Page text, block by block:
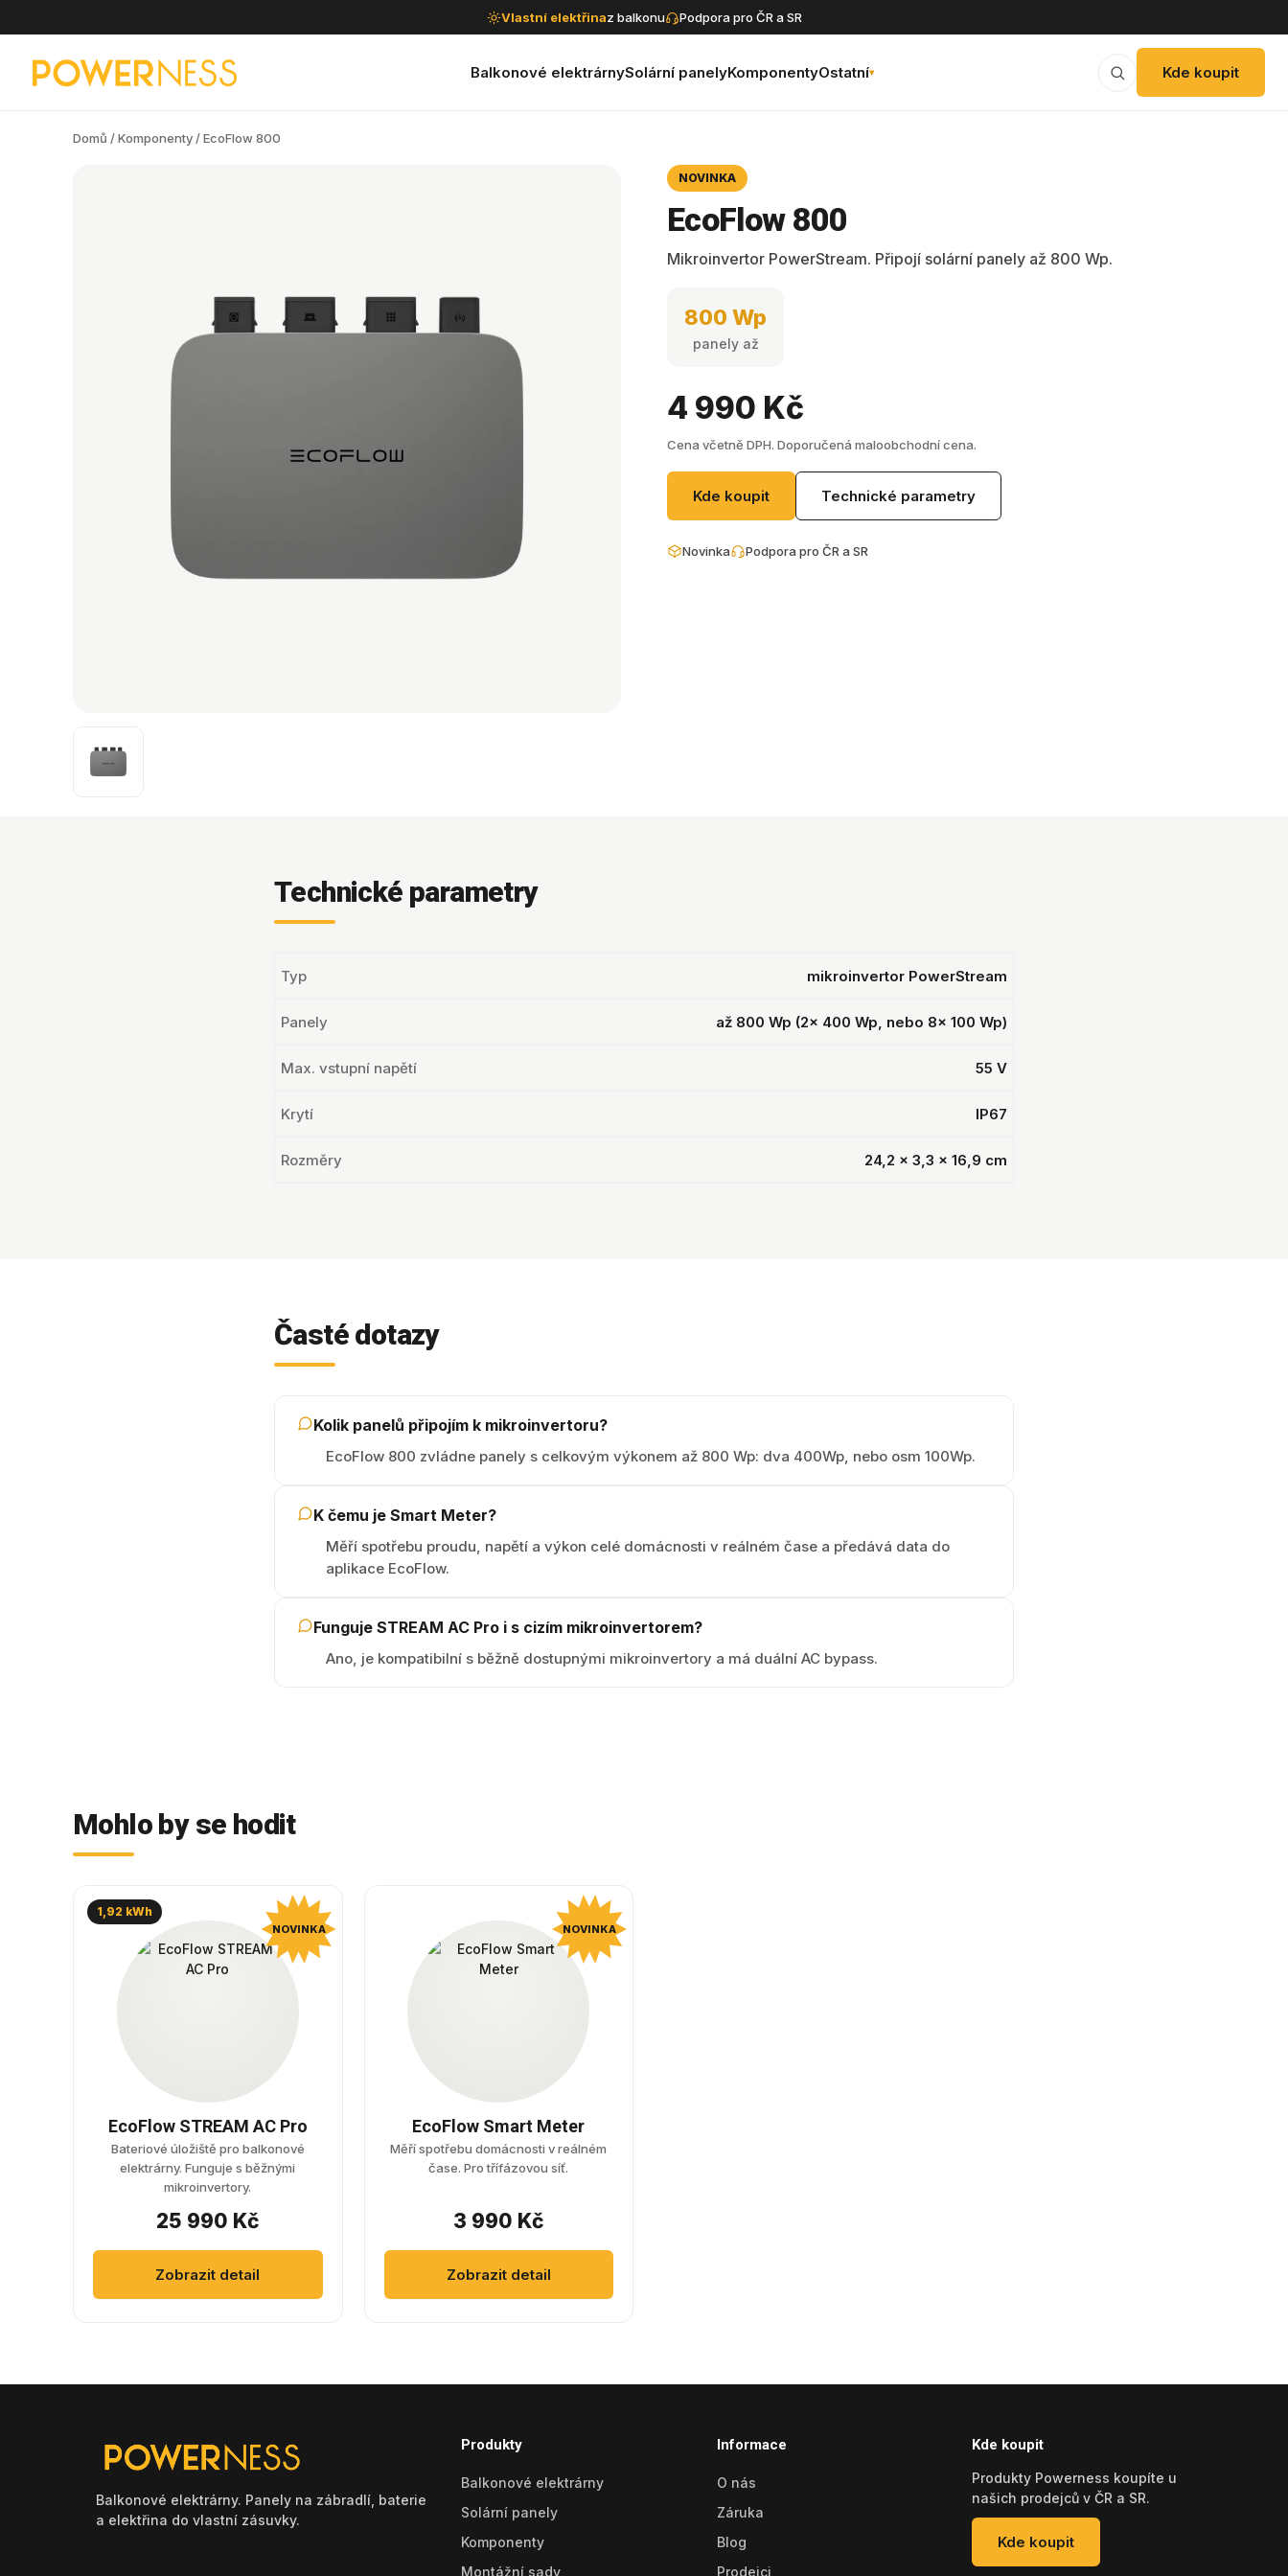
Vlastní elektřinaz balkonu Podpora pro ČR a SR
Balkonové elektrárnySolární panelyKomponentyOstatní▾ Kde koupit
Domů /Komponenty / EcoFlow 800
NOVINKA
EcoFlow 800
Mikroinvertor PowerStream. Připojí solární panely až 800 Wp.
800 Wp
panely až
4 990 Kč
Cena včetně DPH. Doporučená maloobchodní cena.
Kde koupit Technické parametry
Novinka Podpora pro ČR a SR
Technické parametry
Typ mikroinvertor PowerStream
Panely až 800 Wp (2× 400 Wp, nebo 8× 100 Wp)
Max. vstupní napětí 55 V
Krytí IP67
Rozměry 24,2 × 3,3 × 16,9 cm
Časté dotazy
Kolik panelů připojím k mikroinvertoru?
EcoFlow 800 zvládne panely s celkovým výkonem až 800 Wp: dva 400Wp, nebo osm 100Wp.
K čemu je Smart Meter?
Měří spotřebu proudu, napětí a výkon celé domácnosti v reálném čase a předává data do
aplikace EcoFlow.
Funguje STREAM AC Pro i s cizím mikroinvertorem?
Ano, je kompatibilní s běžně dostupnými mikroinvertory a má duální AC bypass.
Mohlo by se hodit
1,92 kWh
NOVINKA
EcoFlow STREAM AC Pro
Bateriové úložiště pro balkonové
elektrárny. Funguje s běžnými
mikroinvertory.
25 990 Kč
Zobrazit detail
NOVINKA
EcoFlow Smart Meter
Měří spotřebu domácnosti v reálném
čase. Pro třífázovou síť.
3 990 Kč
Zobrazit detail
Balkonové elektrárny. Panely na zábradlí, baterie
a elektřina do vlastní zásuvky.
Produkty
Balkonové elektrárny
Solární panely
Komponenty
Montážní sady
Informace
O nás
Záruka
Blog
Prodejci
Kde koupit
Produkty Powerness koupíte u
našich prodejců v ČR a SR.
Kde koupit